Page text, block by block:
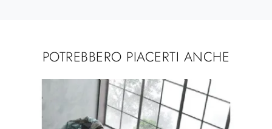
POTREBBERO PIACERTI ANCHE